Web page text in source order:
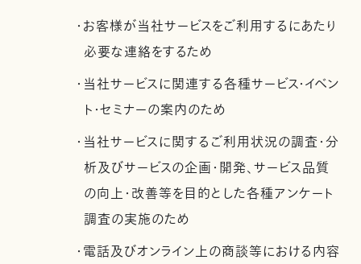
・お客様が当社サービスをご利用するにあたり
必要な連絡をするため
・当社サービスに関連する各種サービス・イベン
ト・セミナーの案内のため
・当社サービスに関するご利用状況の調査・分
析及びサービスの企画・開発、サービス品質
の向上・改善等を目的とした各種アンケート
調査の実施のため
・電話及びオンライン上の商談等における内容